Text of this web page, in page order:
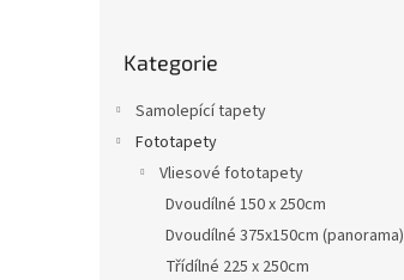
kategorie
Kategorie
Samolepící tapety
Fototapety
Vliesové fototapety
Dvoudílné 150 x 250cm
Dvoudílné 375x150cm (panorama)
Třídílné 225 x 250cm